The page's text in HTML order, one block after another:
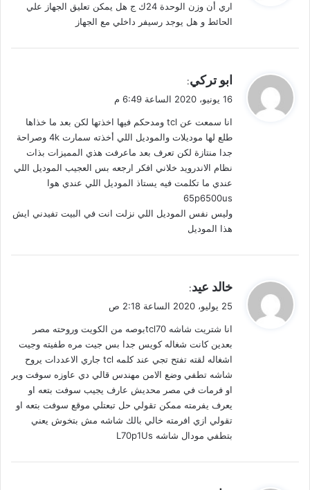
ل
اري أن وزن الوحدة 24ك ج هل يمكن تعليق الجهاز علي
الحائط و هل يوجد رسيفر داخلي مع الجهاز
ي
ق
ل
ابو تركي:
16 يونيو، 2020 الساعة 6:49 م
انا سمعت عن tcl ومدحكم فيها اخذتها لكن بعد ما خذاها
طلع لها موديلات والموديل اللي أخذته سمارت 4k وصراحة
جدا منتازة لكن تعرف بعد ماعرفت هذي المميزات بذات
نظام الاندرويد خلاني افكر ارجعه بس العجيب الموديل اللي
عندي ما تكلمت فيه يستاذ الموديل اللي عندي هوا
65p6500us
وليس نفس الموديل اللي نزلت انت في البيت تفيدني ايش
هذا الموديل
ي
ق
ل
خالد عيد:
25 يوليو، 2020 الساعة 2:18 ص
انا شتريت شاشه tcl70بوصه من الكويت وروحته مصر
بعدين كانت شغاله كويس جدا بس جيت مره طفيته وجيت
اشغاله لقته تفتح تجي عند كلمه tcl جاري الاعددات يروح
شاشه تطفي وضع الامن مهندس قالي دي عاوزه سوفت وير
او فرمات في مصر محديش عارف يجيب سوفت بتعه او
يعرف يفرمته ممكن تقولي حل تبعتلي موقع سوفت بتعه او
تقولي ازي افرمته خالي بالك شاشه مش بتخوش يعني
بتطفي مودال شاشه L70p1Us